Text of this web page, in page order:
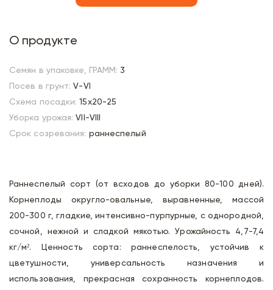
О продукте
Семян в упаковке, ГРАММ: 3
Посев в грунт: V-VI
Схема посадки: 15х20-25
Уборка урожая: VII-VIII
Срок созревания: раннеспелый
Раннеспелый сорт (от всходов до уборки 80-100 дней).
Корнеплоды округло-овальные, выравненные, массой
200-300 г, гладкие, интенсивно-пурпурные, с однородной,
сочной, нежной и сладкой мякотью. Урожайность 4,7-7,4
кг/м². Ценность сорта: раннеспелость, устойчив к
цветушности, универсальность назначения и
использования, прекрасная сохранность корнеплодов.